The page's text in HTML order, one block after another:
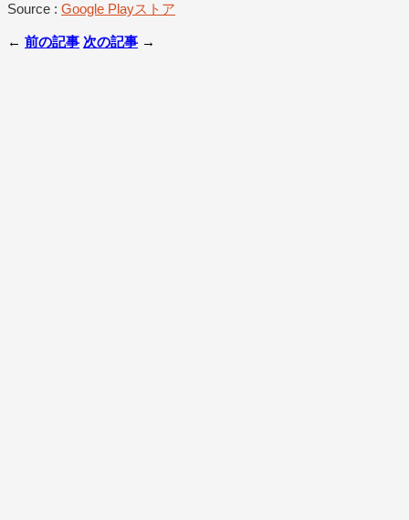
Source : Google Playストア
← 前の記事 次の記事 →